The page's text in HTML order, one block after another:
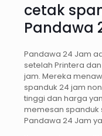
cetak
Pandawa
Pandawa 24 Jam
setelah Printera
jam. Mereka
spanduk 24 jam
tinggi dan harga
memesan spanduk
Pandawa 24 Jam